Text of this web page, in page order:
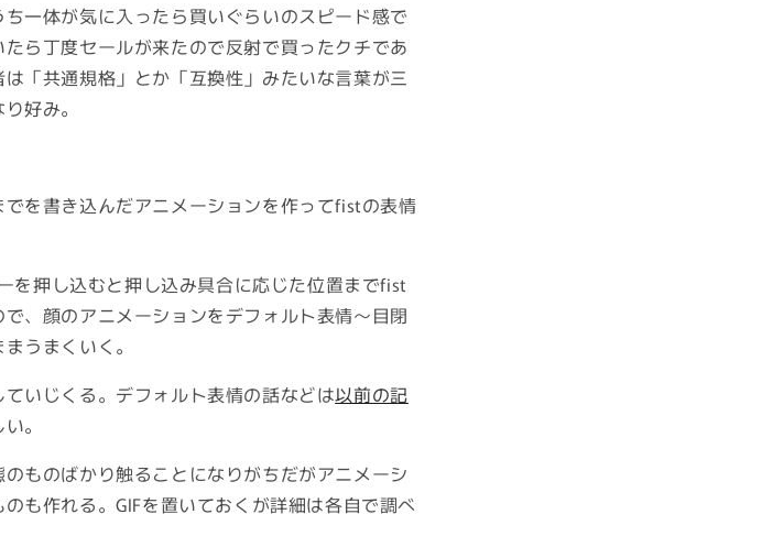
一体が気に入ったら買いぐらいのスピード感で
ら丁度セールが来たので反射で買ったクチであ
「共通規格」とか「互換性」みたいな言葉が三
好み。
を書き込んだアニメーションを作ってfistの表情
を押し込むと押し込み具合に応じた位置までfist
、顔のアニメーションをデフォルト表情～目閉
うまくいく。
いじくる。デフォルト表情の話などは以前の記
。
ものばかり触ることになりがちだがアニメーシ
も作れる。GIFを置いておくが詳細は各自で調べ